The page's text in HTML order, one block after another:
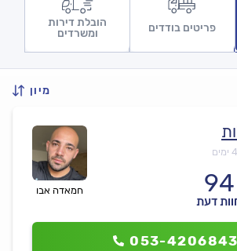
פריטים בודדים
הובלת דירות
ומשרדים
מיון
חמאדה אבו 94
דעת
053-4206843